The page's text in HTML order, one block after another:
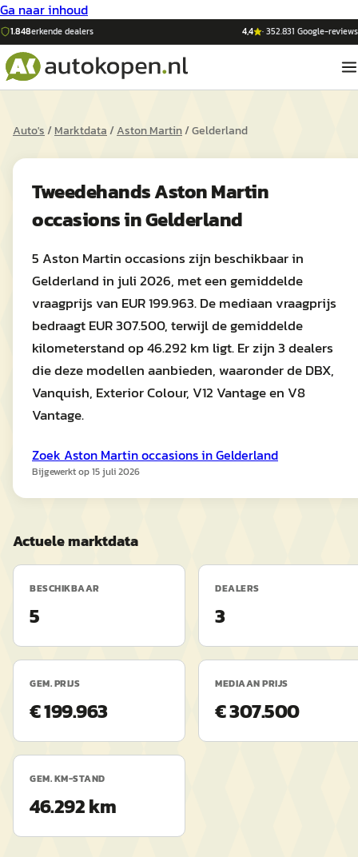
Ga naar inhoud
1.848erkende dealers 4,4 ·352.831 Google-reviews
Auto's/Marktdata/Aston Martin/Gelderland
TweedehandsAston Martin
occasions inGelderland
5 Aston Martin occasions zijn beschikbaar in
Gelderland in juli 2026, met een gemiddelde
vraagprijs van EUR 199.963. De mediaan vraagprijs
bedraagt EUR 307.500, terwijl de gemiddelde
kilometerstand op 46.292 km ligt. Er zijn 3 dealers
die deze modellen aanbieden, waaronder de DBX,
Vanquish, Exterior Colour, V12 Vantage en V8
Vantage.
Zoek Aston Martinoccasions inGelderland
Bijgewerkt op15 juli 2026
Actuele marktdata
BESCHIKBAAR
5
DEALERS
3
GEM. PRIJS
€ 199.963
MEDIAAN PRIJS
€ 307.500
GEM. KM-STAND
46.292 km